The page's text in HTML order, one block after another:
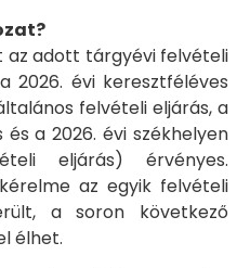
az adott tárgyévi felvételi
2026. évi keresztféléves
felvételi eljárás, a
a 2026. évi székhelyen
eljárás) érvényes.
az egyik felvételi
a soron következő
élhet.